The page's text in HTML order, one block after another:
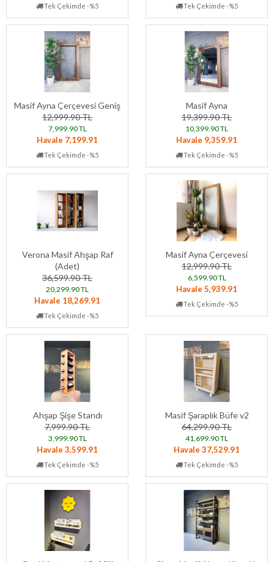
Tek Çekimde -%5 Tek Çekimde -%5
Masif Ayna Çerçevesi Geniş
12,999.90 TL
7,999.90 TL
Havale 7,199.91
Tek Çekimde -%5
Masif Ayna
19,399.90 TL
10,399.90 TL
Havale 9,359.91
Tek Çekimde -%5
Verona Masif Ahşap Raf
(Adet)
36,599.90 TL
20,299.90 TL
Havale 18,269.91
Tek Çekimde -%5
Masif Ayna Çerçevesi
12,999.90 TL
6,599.90 TL
Havale 5,939.91
Tek Çekimde -%5
Ahşap Şişe Standı
7,999.90 TL
3,999.90 TL
Havale 3,599.91
Tek Çekimde -%5
Masif Şaraplık Büfe v2
64,299.90 TL
41,699.90 TL
Havale 37,529.91
Tek Çekimde -%5